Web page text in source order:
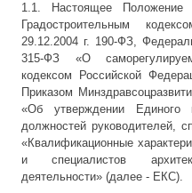
1.1. Настоящее Положение
Градостроительным
29.12.2004 г. 190-ФЗ,
315-ФЗ «О
кодексом Российской
Приказом
«Об утверждении Единого
должностей руководителей,
«Квалификационные
и специалистов
деятельности» (далее - ЕКС).